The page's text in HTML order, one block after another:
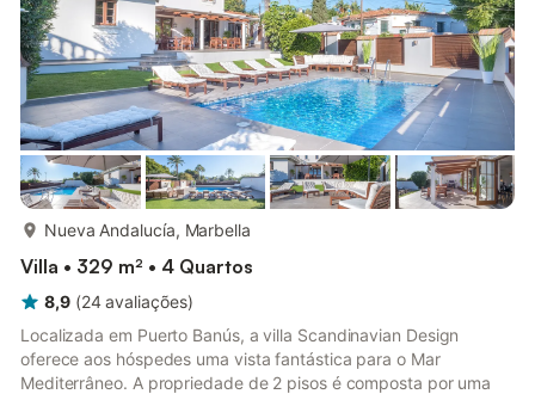
Nueva Andalucía, Marbella
Villa • 329 m² • 4 Quartos
8,9 (24 avaliações)
Localizada em Puerto Banús, a villa Scandinavian Design
oferece aos hóspedes uma vista fantástica para o Mar
Mediterrâneo. A propriedade de 2 pisos é composta por uma